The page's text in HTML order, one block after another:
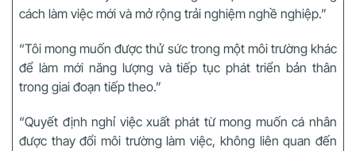
cách làm việc mới và mở rộng trải nghiệm nghề nghiệp.”
“Tôi mong muốn được thử sức trong một môi trường khác
để làm mới năng lượng và tiếp tục phát triển bản thân
trong giai đoạn tiếp theo.”
“Quyết định nghỉ việc xuất phát từ mong muốn cá nhân
được thay đổi môi trường làm việc, không liên quan đến